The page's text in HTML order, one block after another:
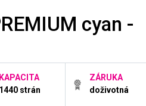
cyan -
KAPACITA
1440 strán
ZÁRUKA
doživotná